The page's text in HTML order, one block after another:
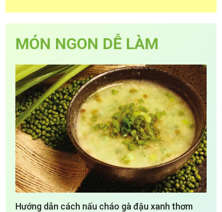
MÓN NGON DỄ LÀM
Hướng dẫn cách nấu cháo gà đậu xanh thơm